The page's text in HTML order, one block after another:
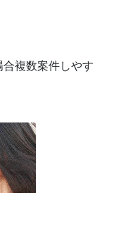
合複数案件しやす